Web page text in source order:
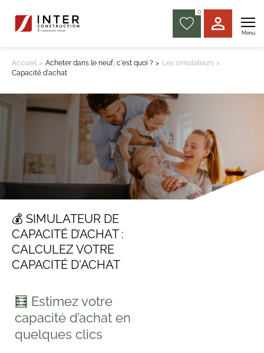
0
Menu
Accueil Acheter dans le neuf, c'est quoi ?
Les simulateurs
Capacité d'achat
💰 SIMULATEUR DE
CAPACITÉ D’ACHAT :
CALCULEZ VOTRE
CAPACITÉ D'ACHAT
🧮 Estimez votre
capacité d’achat en
quelques clics